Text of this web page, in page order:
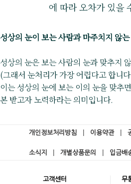
에 따라 오차가 있을
성상의 눈이 보는 사람과 마주치지 않
성상의 눈은 보는 사람의 눈과 맞추지
(그래서 눈처리가 가장 어렵다고 합니
이는 성상의 눈에 보는 이의 눈을 맞추
본 받고자 노력하라는 의미입니다.
개인정보처리방침 이용약관
소식지 개별상품문의 입금배
고객센터 무